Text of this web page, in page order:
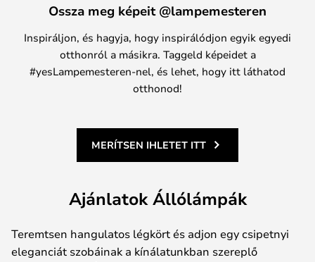
Ossza meg képeit @lampemesteren
Inspiráljon, és hagyja, hogy inspirálódjon egyik egyedi
otthonról a másikra. Taggeld képeidet a
#yesLampemesteren-nel, és lehet, hogy itt láthatod
otthonod!
MERÍTSEN IHLETET ITT
Ajánlatok Állólámpák
Teremtsen hangulatos légkört és adjon egy csipetnyi
eleganciát szobáinak a kínálatunkban szereplő